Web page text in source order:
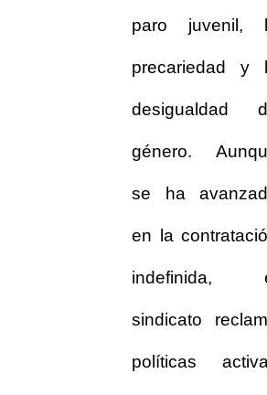
paro juvenil,
precariedad y
desigualdad
género.
se ha
en la
indefinida,
sindicato
políticas